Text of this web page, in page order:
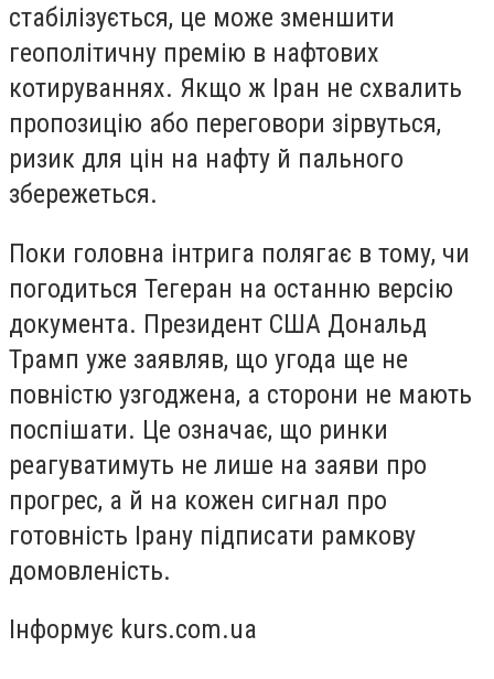
стабілізується, це може зменшити
геополітичну премію в нафтових
котируваннях. Якщо ж Іран не схвалить
пропозицію або переговори зірвуться,
ризик для цін на нафту й пального
збережеться.
Поки головна інтрига полягає в тому, чи
погодиться Тегеран на останню версію
документа. Президент США Дональд
Трамп уже заявляв, що угода ще не
повністю узгоджена, а сторони не мають
поспішати. Це означає, що ринки
реагуватимуть не лише на заяви про
прогрес, а й на кожен сигнал про
готовність Ірану підписати рамкову
домовленість.
Інформує kurs.com.ua